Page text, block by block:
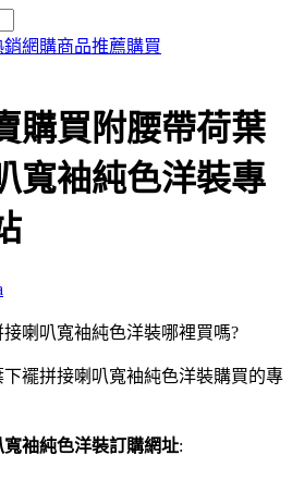
銷網購商品推薦購買
購買附腰帶荷葉
寬袖純色洋裝專
喇叭寬袖純色洋裝哪裡買嗎?
襬拼接喇叭寬袖純色洋裝購買的專
袖純色洋裝訂購網址: